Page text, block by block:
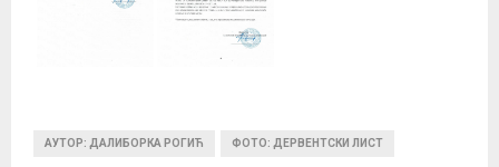
АУТОР: ДАЛИБОРКА РОГИЋ ФОТО: ДЕРВЕНТСКИ ЛИСТ